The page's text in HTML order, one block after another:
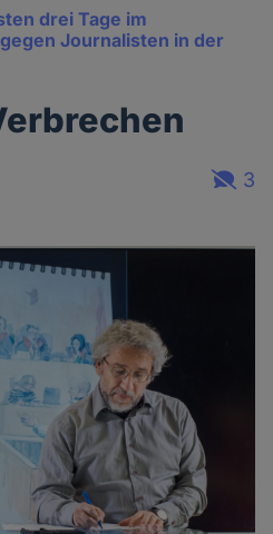
drei Tage im
Journalisten in der
3